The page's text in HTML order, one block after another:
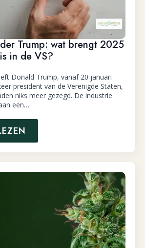
Trump: wat brengt 2025
in de VS?
Donald Trump, vanaf 20 januari
president van de Verenigde Staten,
niks meer gezegd. De industrie
een…